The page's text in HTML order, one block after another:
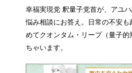
幸福実現党 釈量子党首が、アユ
悩み相談にお答え。日常の不安も
めてクオンタム・リープ（量子的
ちゃいます。